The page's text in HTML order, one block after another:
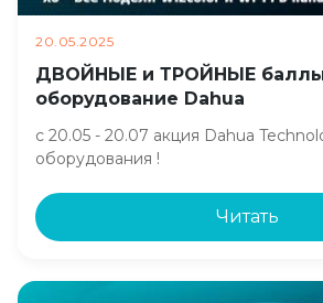
20.05.2025
ДВОЙНЫЕ и ТРОЙНЫЕ баллы
оборудование Dahua
с 20.05 - 20.07 акция Dahua
оборудования !
Читать